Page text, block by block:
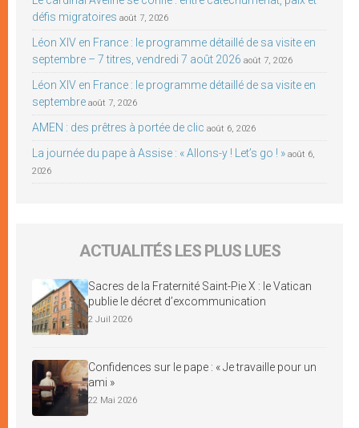
défis migratoires août 7, 2026
Léon XIV en France : le programme détaillé de sa visite en
septembre – 7 titres, vendredi 7 août 2026 août 7, 2026
Léon XIV en France : le programme détaillé de sa visite en
septembre août 7, 2026
AMEN : des prêtres à portée de clic août 6, 2026
La journée du pape à Assise : « Allons-y ! Let’s go ! » août 6,
2026
ACTUALITÉS LES PLUS LUES
Sacres de la Fraternité Saint-Pie X : le Vatican
publie le décret d’excommunication
2 Juil 2026
Confidences sur le pape : « Je travaille pour un
ami »
22 Mai 2026